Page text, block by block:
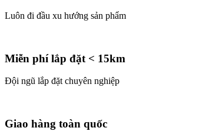
Luôn đi đầu xu hướng sản phẩm
Miễn phí lắp đặt < 15km
Đội ngũ lắp đặt chuyên nghiệp
Giao hàng toàn quốc